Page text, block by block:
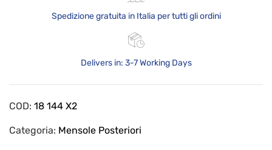
Spedizione gratuita in Italia per tutti gli ordini
Delivers in: 3-7 Working Days
COD: 18 144 X2
Categoria: Mensole Posteriori